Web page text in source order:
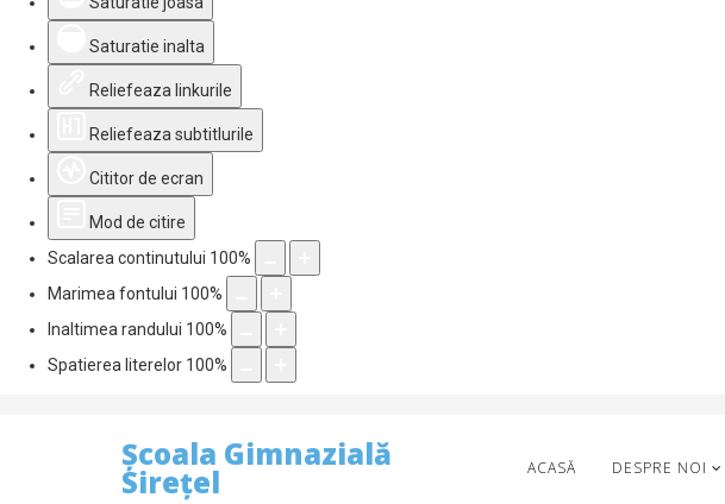
Saturatie inalta
Reliefeaza linkurile
Reliefeaza subtitlurile
Cititor de ecran
Mod de citire
Scalarea continutului 100%
Marimea fontului 100%
Inaltimea randului 100%
Spatierea literelor 100%
Școala Gimnazială
Sirețel ACASĂ DESPRE NOI